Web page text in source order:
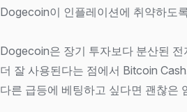
Dogecoin이 인플레이션에 취약하도
Dogecoin은 장기 투자보다 분산된
더 잘 사용된다는 점에서 Bitcoin
다른 급등에 베팅하고 싶다면 괜찮은